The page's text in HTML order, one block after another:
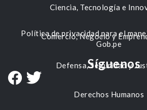
Ciencia, Tecnología e
Comercio, Negocio y
Defensa, Seguridad y
Derechos Humanos
Política de privacidad para el
Gob.pe
Síguenos